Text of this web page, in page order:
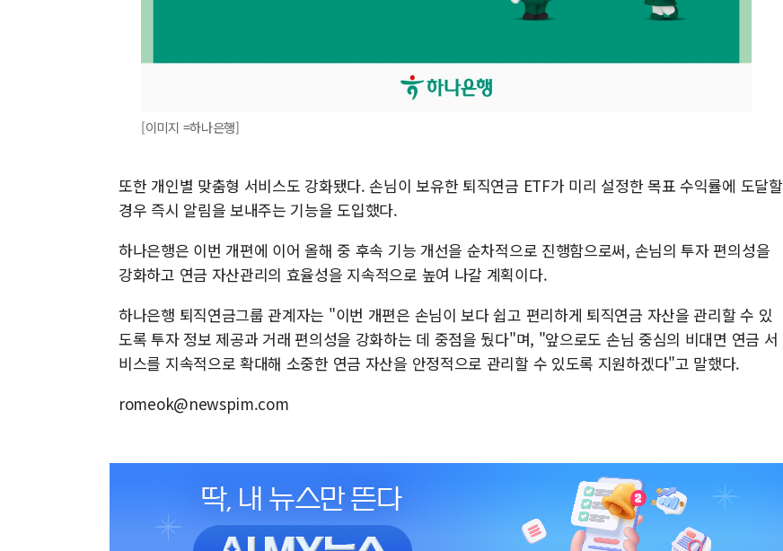
[이미지 =하나은행]
또한 개인별 맞춤형 서비스도 강화됐다. 손님이 보유한 퇴직연금 ETF가 미리 설정한 목표 수익률에 도달할
경우 즉시 알림을 보내주는 기능을 도입했다.
하나은행은 이번 개편에 이어 올해 중 후속 기능 개선을 순차적으로 진행함으로써, 손님의 투자 편의성을
강화하고 연금 자산관리의 효율성을 지속적으로 높여 나갈 계획이다.
하나은행 퇴직연금그룹 관계자는 "이번 개편은 손님이 보다 쉽고 편리하게 퇴직연금 자산을 관리할 수 있
도록 투자 정보 제공과 거래 편의성을 강화하는 데 중점을 뒀다"며, "앞으로도 손님 중심의 비대면 연금 서
비스를 지속적으로 확대해 소중한 연금 자산을 안정적으로 관리할 수 있도록 지원하겠다"고 말했다.
romeok@newspim.com